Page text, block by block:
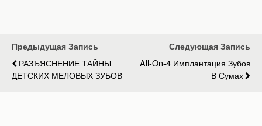
Предыдущая Запись
РАЗЪЯСНЕНИЕ ТАЙНЫ
ДЕТСКИХ МЕЛОВЫХ ЗУБОВ
Следующая Запись
All-On-4 Имплантация Зубов
В Сумах